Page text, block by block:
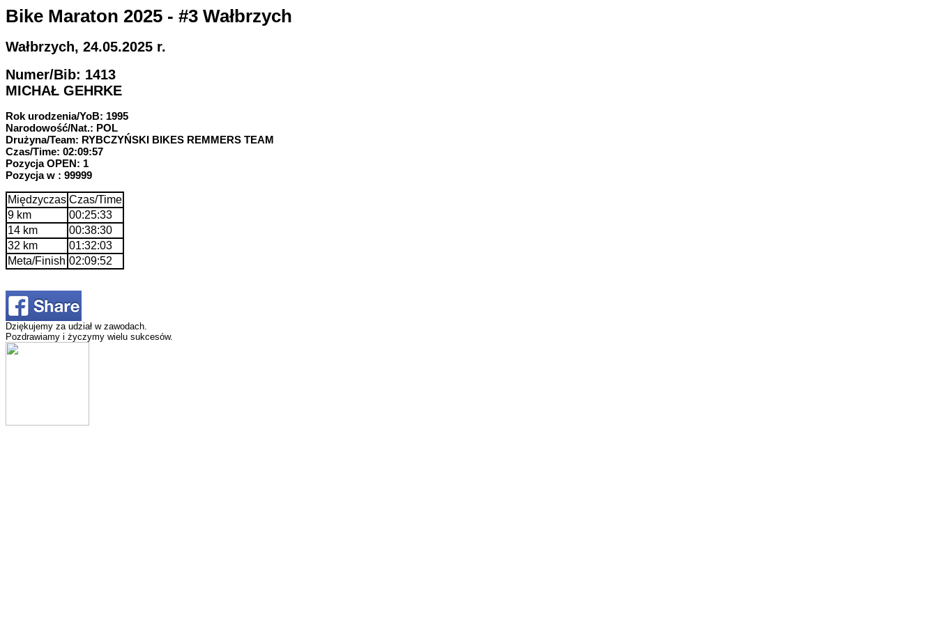
Bike Maraton 2025 - #3 Wałbrzych
Wałbrzych, 24.05.2025 r.
Numer/Bib: 1413
MICHAŁ GEHRKE
Rok urodzenia/YoB: 1995
Narodowość/Nat.: POL
Drużyna/Team: RYBCZYŃSKI BIKES REMMERS TEAM
Czas/Time: 02:09:57
Pozycja OPEN: 1
Pozycja w : 99999
Międzyczas Czas/Time
9 km
00:25:33
14 km
00:38:30
32 km
01:32:03
Meta/Finish 02:09:52
Dziękujemy za udział w zawodach.
Pozdrawiamy i życzymy wielu sukcesów.